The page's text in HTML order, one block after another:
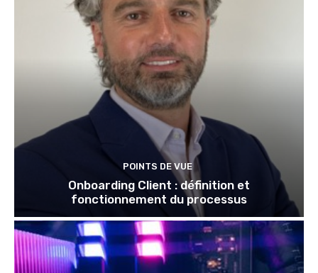
POINTS DE VUE
Onboarding Client : définition et
fonctionnement du processus